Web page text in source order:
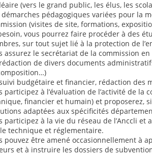
(vers le grand public, les élus, les
démarches pédagogiques variées pour la
(visites de site, formations,
vous pourrez faire procéder à des
sur tout sujet lié à la protection de
assurez le secrétariat de la commission
de divers documents
budgétaire et financier, rédaction des
participez à l’évaluation de l’activité de
financier et humain) et proposerez,
adaptées aux spécificités
participez à la vie du réseau de l’Anccli et
technique et réglementaire.
pouvez être amené occasionnellement à
et à instruire les dossiers de